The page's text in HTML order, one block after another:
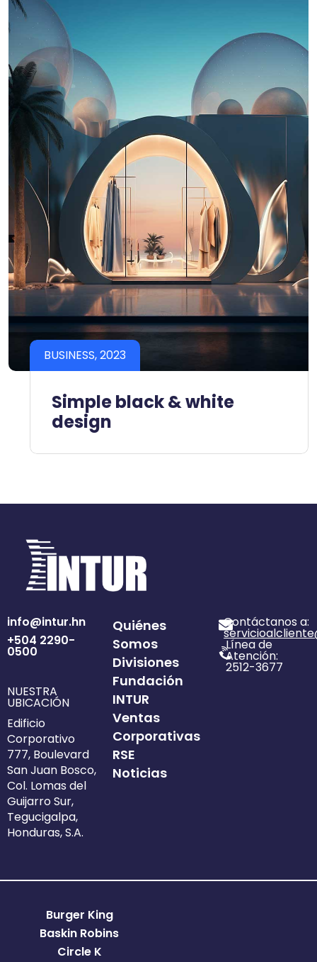
BUSINESS, 2023
Simple black & white
design
info@intur.hn
+504 2290-
0500
NUESTRA
UBICACIÓN
Edificio
Corporativo
777, Boulevard
San Juan Bosco,
Col. Lomas del
Guijarro Sur,
Tegucigalpa,
Honduras, S.A.
Quiénes
Somos
Divisiones
Fundación
INTUR
Ventas
Corporativas
RSE
Noticias
Contáctanos a:
Línea de
Atención:
2512-3677
Burger King
Baskin Robins
Circle K